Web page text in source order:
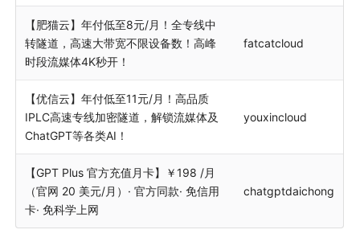
【肥猫云】年付低至8元/月！全专线中
转隧道，高速大带宽不限设备数！高峰
时段流媒体4K秒开！
fatcatcloud
【优信云】年付低至11元/月！高品质
IPLC高速专线加密隧道，解锁流媒体及
ChatGPT等各类AI！
youxincloud
【GPT Plus 官方充值月卡】￥198 /月
（官网 20 美元/月）· 官方同款· 免信用
卡· 免科学上网
chatgptdaichong